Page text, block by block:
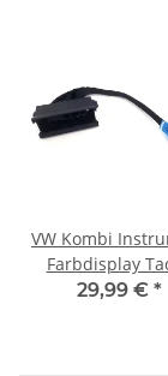
VW Kombi
Farbdisplay
Adapter
29,99 € *